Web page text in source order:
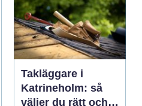
Takläggare i
Katrineholm: så
väljer du rätt och